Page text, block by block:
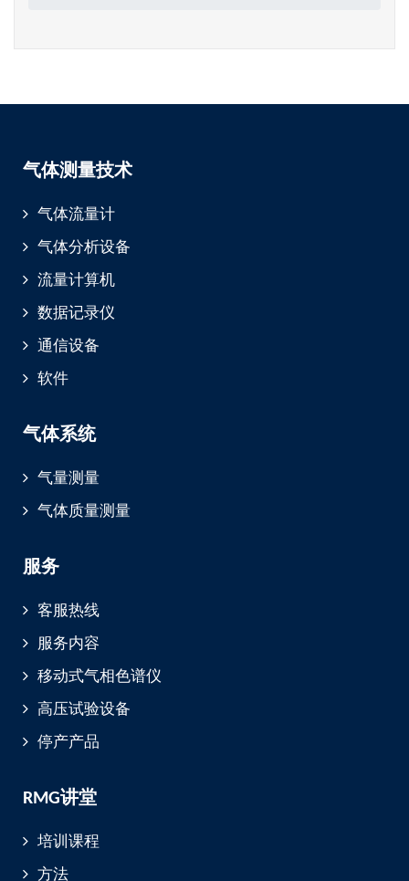
气体测量技术
气体流量计
气体分析设备
流量计算机
数据记录仪
通信设备
软件
气体系统
气量测量
气体质量测量
服务
客服热线
服务内容
移动式气相色谱仪
高压试验设备
停产产品
RMG讲堂
培训课程
方法